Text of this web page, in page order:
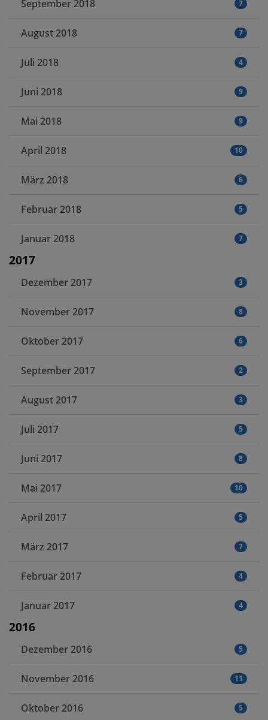
September 2018 7
August 2018 7
Juli 2018 4
Juni 2018 9
Mai 2018 9
April 2018 10
März 2018 6
Februar 2018 5
Januar 2018 7
2017
Dezember 2017 3
November 2017 8
Oktober 2017 6
September 2017 2
August 2017 3
Juli 2017 5
Juni 2017 8
Mai 2017 10
April 2017 5
März 2017 7
Februar 2017 4
Januar 2017 4
2016
Dezember 2016 5
November 2016 11
Oktober 2016 5